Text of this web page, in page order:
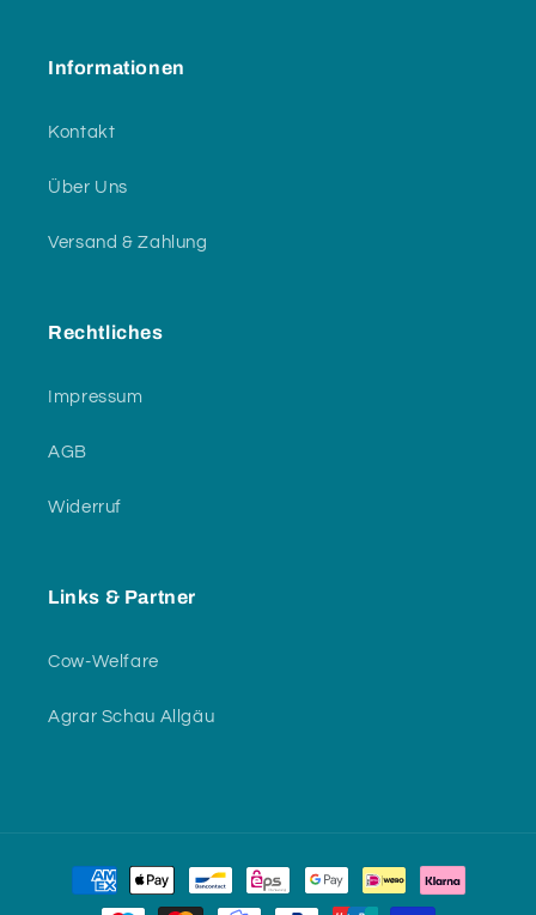
Informationen
Kontakt
Über Uns
Versand & Zahlung
Rechtliches
Impressum
AGB
Widerruf
Links & Partner
Cow-Welfare
Agrar Schau Allgäu
Zahlungsmethoden